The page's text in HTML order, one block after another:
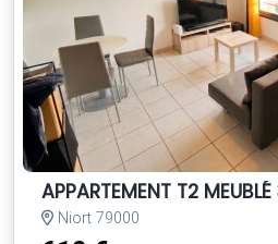
APPARTEMENT T2
Niort 79000